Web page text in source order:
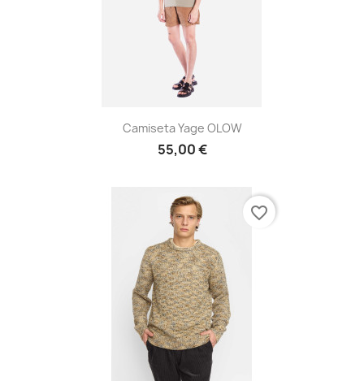
Camiseta Yage OLOW
55,00 €
favorite_border